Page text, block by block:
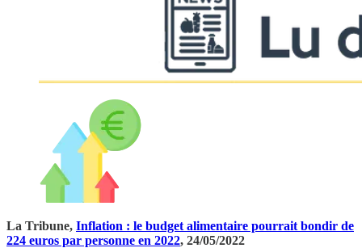
La Tribune, Inflation : le budget alimentaire pourrait bondir de
224 euros par personne en 2022, 24/05/2022